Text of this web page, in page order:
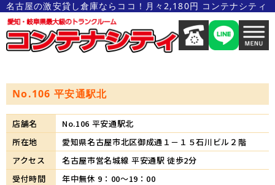
名古屋の激安貸し倉庫ならココ！月々2,180円 コンテナシティ
No.106 平安通駅北
店舗名
No.106 平安通駅北
所在地
愛知県名古屋市北区御成通１－１５石川ビル２階
アクセス
名古屋市営名城線 平安通駅 徒歩2分
受付時間
年中無休 9：00～19：00